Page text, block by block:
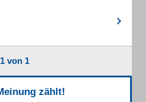
1 von 1
zählt!